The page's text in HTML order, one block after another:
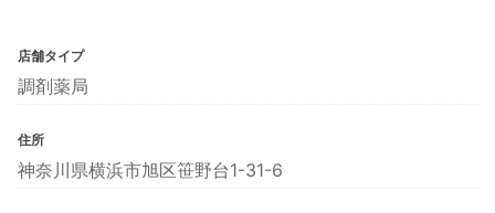
店舗タイプ
調剤薬局
住所
神奈川県横浜市旭区笹野台1-31-6